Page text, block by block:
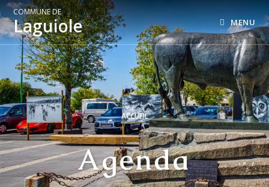
COMMUNE DE
Laguiole MENU
ACCUEIL
Agenda